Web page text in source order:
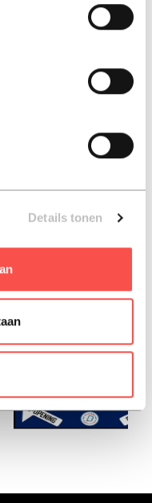
Details tonen
lazen ook: